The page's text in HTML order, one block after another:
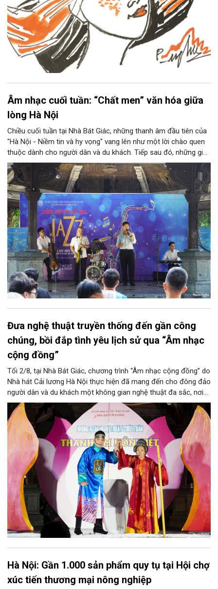
Âm nhạc cuối tuần: “Chất men” văn hóa giữa
lòng Hà Nội
Chiều cuối tuần tại Nhà Bát Giác, những thanh âm đầu tiên của
"Hà Nội - Niềm tin và hy vọng" vang lên như một lời chào quen
thuộc dành cho người dân và du khách. Tiếp sau đó, những giai
điệu jazz kinh điển của thế giới lần lượt cất lên qua phần biểu
diễn của NSƯT Quyền Văn Minh và các nghệ sĩ Bình Minh Jazz
Club, mở ra một không gian âm nhạc giàu cảm xúc ngay giữa
trung tâm Thủ đô.
Đưa nghệ thuật truyền thống đến gần công
chúng, bồi đắp tình yêu lịch sử qua “Âm nhạc
cộng đồng”
Tối 2/8, tại Nhà Bát Giác, chương trình “Âm nhạc cộng đồng” do
Nhà hát Cải lương Hà Nội thực hiện đã mang đến cho đông đảo
người dân và du khách một không gian nghệ thuật đa sắc, nơi
những làn điệu cải lương, ca cổ, tân cổ và các tiết mục múa
hòa quyện trong không gian của phố đi bộ hồ Hoàn Kiếm. Đặc
biệt, chương trình có sự giao lưu của các nghệ sĩ đến từ
phương Nam, góp phần tạo nên cuộc gặp gỡ nghệ thuật giàu
cảm xúc.
Hà Nội: Gần 1.000 sản phẩm quy tụ tại Hội chợ
xúc tiến thương mại nông nghiệp